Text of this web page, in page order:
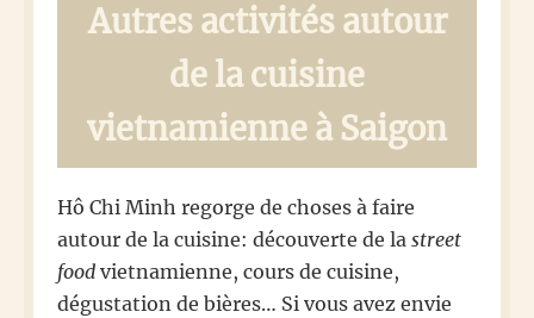
Autres activités autour
de la cuisine
vietnamienne à Saigon
Hô Chi Minh regorge de choses à faire
autour de la cuisine: découverte de la street
food vietnamienne, cours de cuisine,
dégustation de bières… Si vous avez envie